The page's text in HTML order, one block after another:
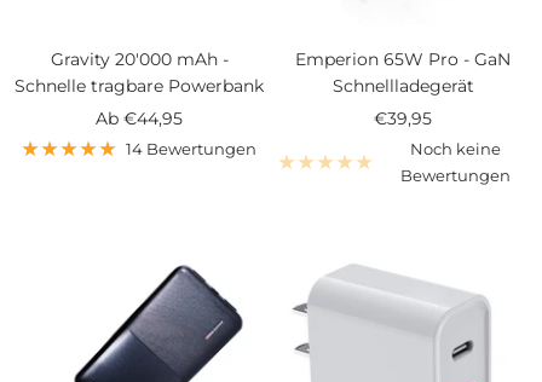
Gravity 20'000 mAh -
Schnelle tragbare Powerbank
Angebotspreis
Ab €44,95
14 Bewertungen
Emperion 65W Pro - GaN
Schnellladegerät
Angebotspreis
€39,95
Noch keine
Bewertungen